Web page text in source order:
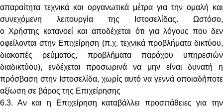
απαραίτητα τεχνικά και οργανωτικά μέτρα για την ομαλή και
συνεχόμενη λειτουργία της Ιστοσελίδας. Ωστόσο,
ο Χρήστης κατανοεί και αποδέχεται ότι για λόγους που δεν
οφείλονται στην Επιχείρηση (π.χ. τεχνικά προβλήματα δικτύου,
διακοπές ρεύματος, προβλήματα παρόχου υπηρεσιών
διαδικτύου), ενδέχεται προσωρινά να μην είναι δυνατή η
πρόσβαση στην Ιστοσελίδα, χωρίς αυτό να γεννά οποιαδήποτε
αξίωση σε βάρος της Επιχείρησης
6.3. Αν και η Επιχείρηση καταβάλλει προσπάθειες για την